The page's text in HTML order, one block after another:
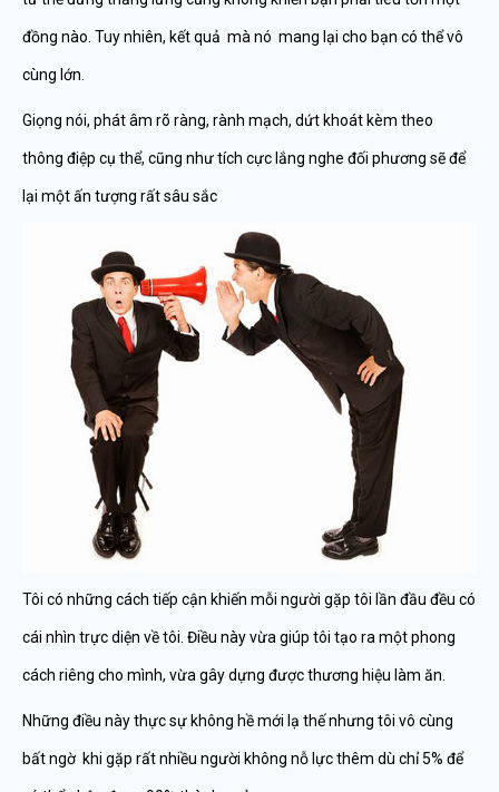
đồng nào. Tuy nhiên, kết quả mà nó mang lại cho bạn có thể vô
cùng lớn.
Giọng nói, phát âm rõ ràng, rành mạch, dứt khoát kèm theo
thông điệp cụ thể, cũng như tích cực lắng nghe đối phương sẽ để
lại một ấn tượng rất sâu sắc
Tôi có những cách tiếp cận khiến mỗi người gặp tôi lần đầu đều có
cái nhìn trực diện về tôi. Điều này vừa giúp tôi tạo ra một phong
cách riêng cho mình, vừa gây dựng được thương hiệu làm ăn.
Những điều này thực sự không hề mới lạ thế nhưng tôi vô cùng
bất ngờ khi gặp rất nhiều người không nỗ lực thêm dù chỉ 5% để